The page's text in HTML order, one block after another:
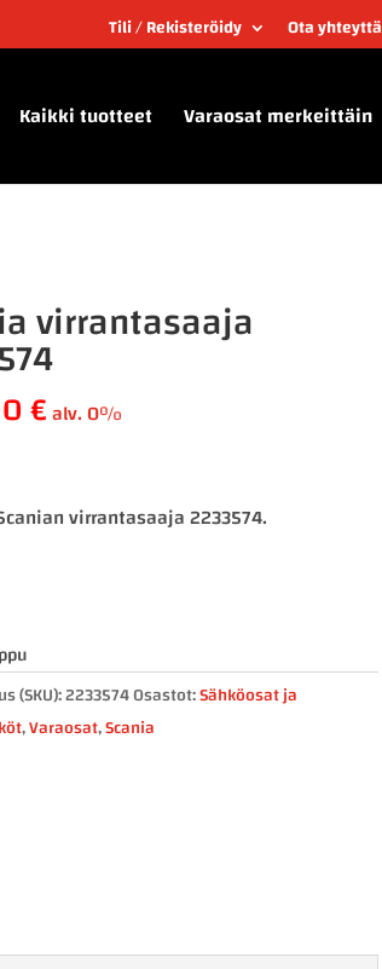
Tili / Rekisteröidy Ota yhteyttä
Kaikki tuotteet Varaosat merkeittäin
virrantasaaja
€alv. 0%
virrantasaaja 2233574.
(SKU):2233574Osastot:Sähköosat ja
,Varaosat,Scania